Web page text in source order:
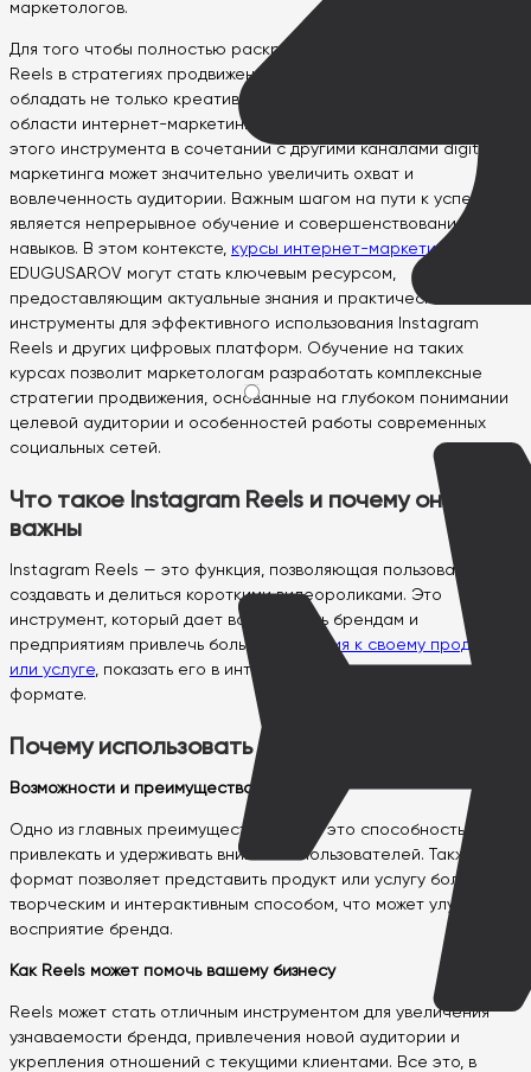
маркетологов.
Для того чтобы полностью раскрыть потенциал Instagram
Reels в стратегиях продвижения, маркетологам необходимо
обладать не только креативностью, но и глубокими знаниями в
области интернет-маркетинга. Эффективное применение
этого инструмента в сочетании с другими каналами digital
маркетинга может значительно увеличить охват и
вовлеченность аудитории. Важным шагом на пути к успеху
является непрерывное обучение и совершенствование своих
навыков. В этом контексте, курсы интернет-маркетинга
EDUGUSAROV могут стать ключевым ресурсом,
предоставляющим актуальные знания и практические
инструменты для эффективного использования Instagram
Reels и других цифровых платформ. Обучение на таких
курсах позволит маркетологам разработать комплексные
стратегии продвижения, основанные на глубоком понимании
целевой аудитории и особенностей работы современных
социальных сетей.
Что такое Instagram Reels и почему они
важны
Instagram Reels — это функция, позволяющая пользователям
создавать и делиться короткими видеороликами. Это
инструмент, который дает возможность брендам и
предприятиям привлечь больше
внимания к своему продукту
или услуге , показать его в интересном и занимательном
формате.
Почему использовать Reels в маркетинге
Возможности и преимущества Reels
Одно из главных преимуществ Reels — это способность
привлекать и удерживать внимание пользователей. Также этот
формат позволяет представить продукт или услугу более
творческим и интерактивным способом, что может улучшить
восприятие бренда.
Как Reels может помочь вашему бизнесу
Reels может стать отличным инструментом для увеличения
узнаваемости бренда, привлечения новой аудитории и
укрепления отношений с текущими клиентами. Все это, в